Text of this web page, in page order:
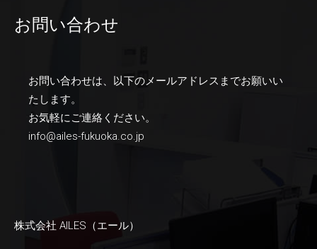
お問い合わせ
お問い合わせは、以下のメールアドレスまでお願いい
たします。
お気軽にご連絡ください。
info@ailes-fukuoka.co.jp
株式会社 AILES（エール）